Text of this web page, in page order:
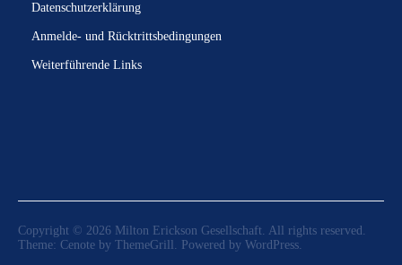
Datenschutzerklärung
Anmelde- und Rücktrittsbedingungen
Weiterführende Links
Copyright © 2026 Milton Erickson Gesellschaft. All rights reserved.
Theme: Cenote by ThemeGrill. Powered by WordPress.